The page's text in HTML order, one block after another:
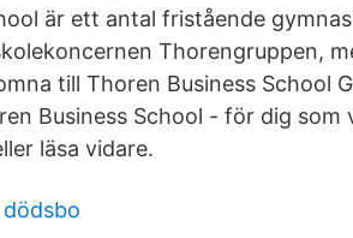
är ett antal fristående
Thorengruppen,
till Thoren Business School
Business School - för dig som
läsa vidare.